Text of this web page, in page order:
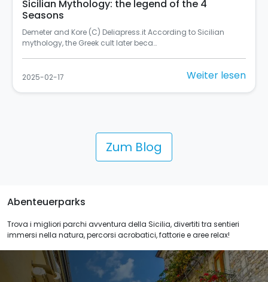
Sicilian Mythology: the legend of the 4
Seasons
Demeter and Kore (C) Deliapress.it According to Sicilian
mythology, the Greek cult later beca…
2025-02-17 Weiter lesen
Zum Blog
Abenteuerparks
Trova i migliori parchi avventura della Sicilia, divertiti tra sentieri
immersi nella natura, percorsi acrobatici, fattorie e aree relax!